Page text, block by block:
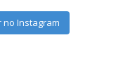
no Instagram